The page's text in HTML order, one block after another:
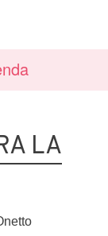
LA